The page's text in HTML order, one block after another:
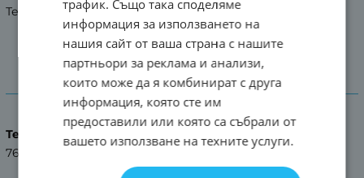
Тегло - 73 kг.
Характеристики
Тегло (кг.)
76.00
трафик. Също така споделяме
информация за използването на
нашия сайт от ваша страна с нашите
партньори за реклама и анализи,
които може да я комбинират с друга
информация, която сте им
предоставили или която са събрали от
вашето използване на техните услуги.